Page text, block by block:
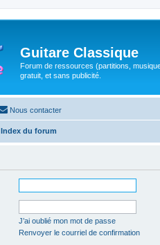
Guitare Classique
Forum de ressources (partitions,
gratuit, et sans publicité.
Nous contacter
Index du forum
J’ai oublié mon mot de passe
Renvoyer le courriel de confirmation